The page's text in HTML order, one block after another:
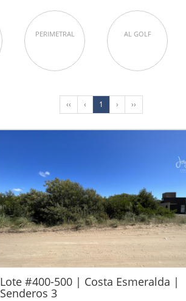
PERIMETRAL AL GOLF
‹‹ ‹ 1 › ››
Lote #400-500 | Costa Esmeralda |
Senderos 3